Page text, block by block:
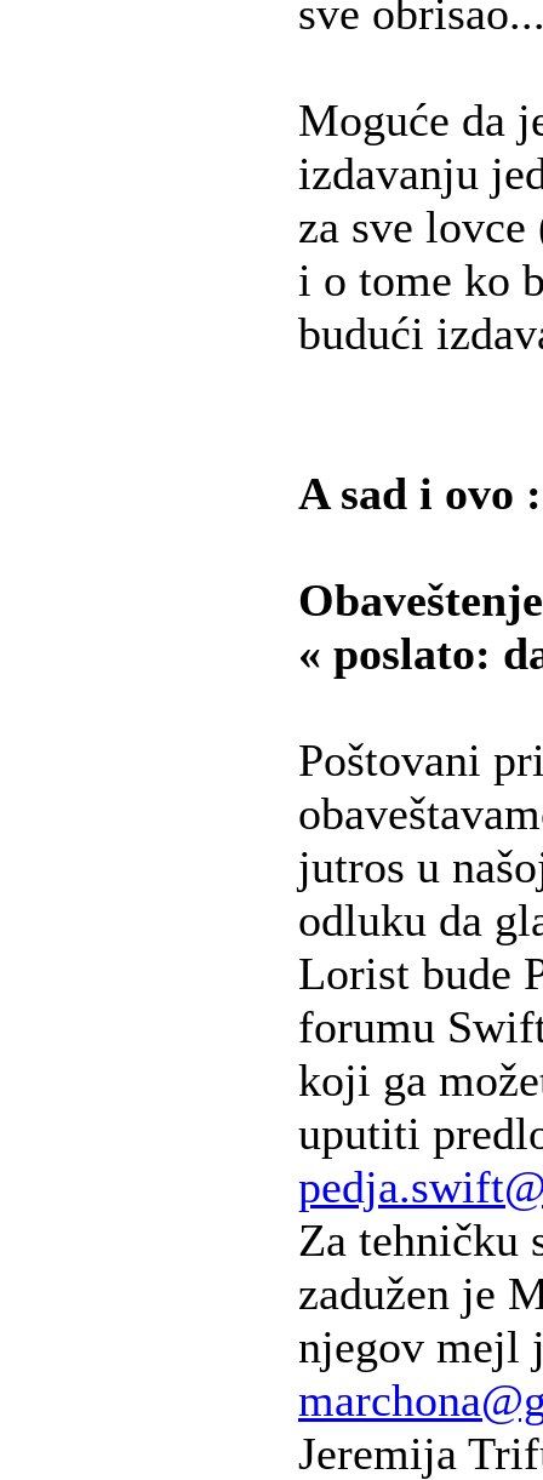
sve
Moguće da
izdavanju
za sve
i o tome ko
budući
A sad i ovo :
« poslato:
Poštovani
jutros u
odluku da
Lorist bude
forumu
koji ga
uputiti
Za tehničku
zadužen je
njegov mejl
Jeremija